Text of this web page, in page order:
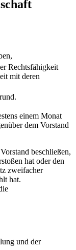
Rechtsfähigkeit
mit deren
einem Monat
dem Vorstand
beschließen,
hat oder den
zweifacher
hat.
und der